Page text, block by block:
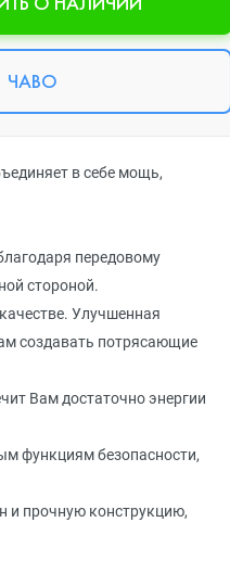
ЧАВО
в себе мощь,
передовому
стороной.
Улучшенная
создавать потрясающие
Вам достаточно энергии
функциям безопасности,
и прочную конструкцию,